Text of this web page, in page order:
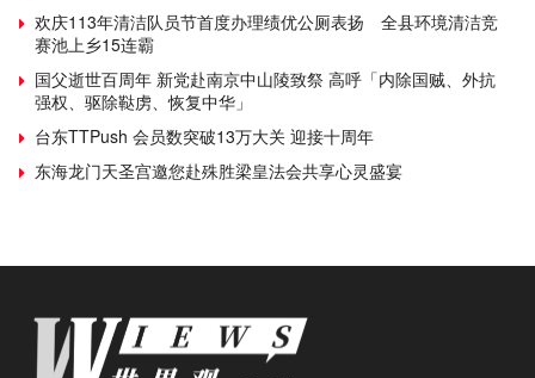
欢庆113年清洁队员节首度办理绩优公厕表扬 全县环境清洁竞
赛池上乡15连霸
国父逝世百周年 新党赴南京中山陵致祭 高呼「内除国贼、外抗
强权、驱除鞑虏、恢复中华」
台东TTPush 会员数突破13万大关 迎接十周年
东海龙门天圣宫邀您赴殊胜梁皇法会共享心灵盛宴